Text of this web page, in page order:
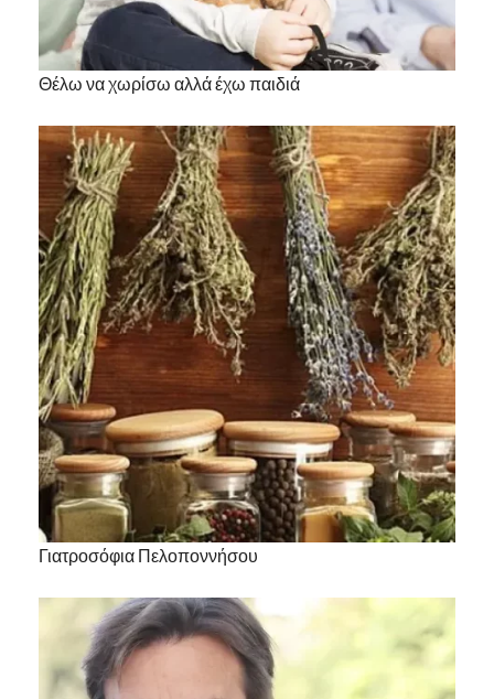
Θέλω να χωρίσω αλλά έχω παιδιά
Γιατροσόφια Πελοποννήσου